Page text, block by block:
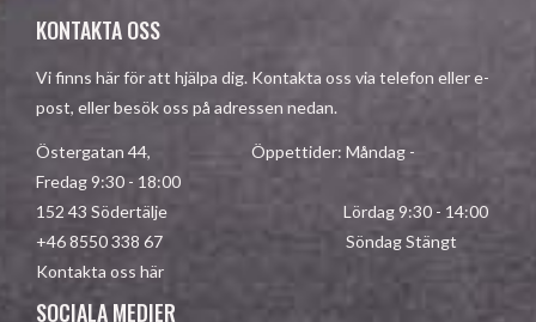
KONTAKTA OSS
Vi finns här för att hjälpa dig. Kontakta oss via telefon eller e-
post, eller besök oss på adressen nedan.
Östergatan 44, Öppettider: Måndag -
Fredag 9:30 - 18:00
152 43 Södertälje Lördag 9:30 - 14:00
+46 8550 338 67 Söndag Stängt
Kontakta oss här
SOCIALA MEDIER